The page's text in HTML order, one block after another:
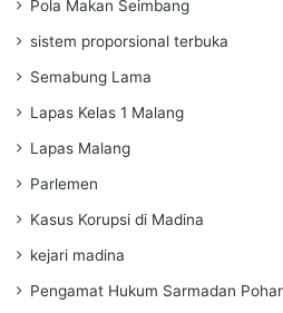
Pola Makan Seimbang
sistem proporsional terbuka
Semabung Lama
Lapas Kelas 1 Malang
Lapas Malang
Parlemen
Kasus Korupsi di Madina
kejari madina
Pengamat Hukum Sarmadan